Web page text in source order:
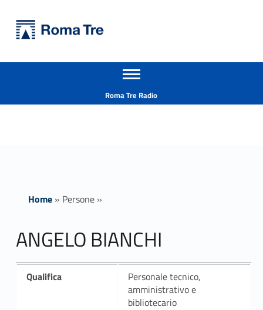
ANGELO BIANCHI insegnamenti - Università Roma Tre
Apri il menu secondario
Roma Tre Radio
Home» Persone»
ANGELO BIANCHI
Qualifica
Personale tecnico,
amministrativo e
bibliotecario